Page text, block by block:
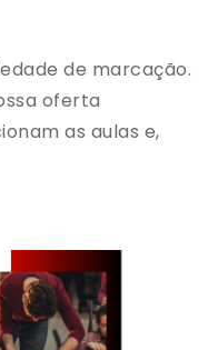
de marcação.
oferta
as aulas e,